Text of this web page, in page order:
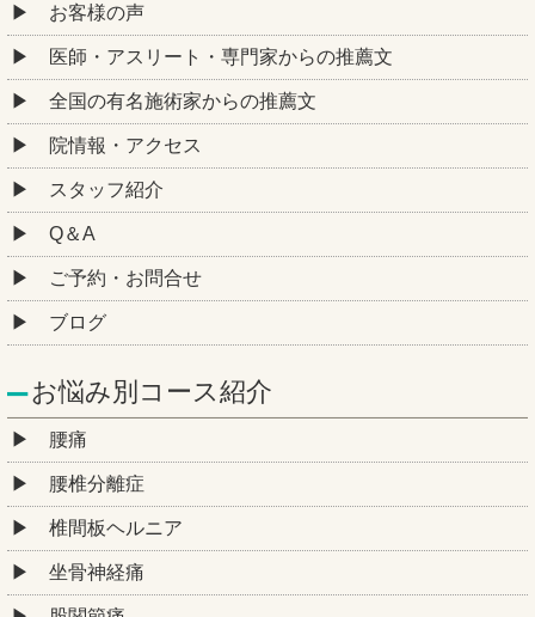
お客様の声
医師・アスリート・専門家からの推薦文
全国の有名施術家からの推薦文
院情報・アクセス
スタッフ紹介
Q＆A
ご予約・お問合せ
ブログ
お悩み別コース紹介
腰痛
腰椎分離症
椎間板ヘルニア
坐骨神経痛